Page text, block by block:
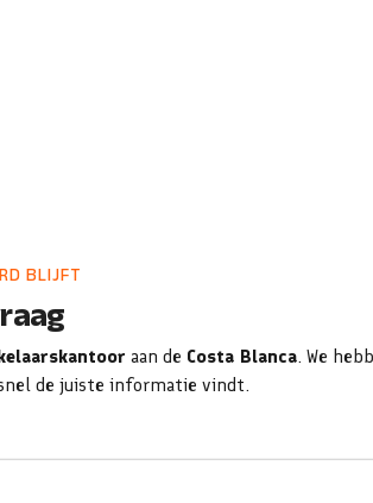
BLIJFT
aan de Costa Blanca. We
de juiste informatie vindt.